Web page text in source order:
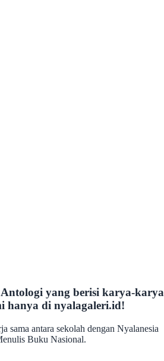
yang berisi karya-karya
hanya di nyalagaleri.id!
sama antara sekolah dengan Nyalanesia
Buku Nasional.